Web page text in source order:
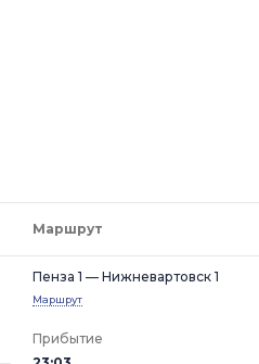
Маршрут
Пенза 1 — Нижневартовск 1
Маршрут
Прибытие